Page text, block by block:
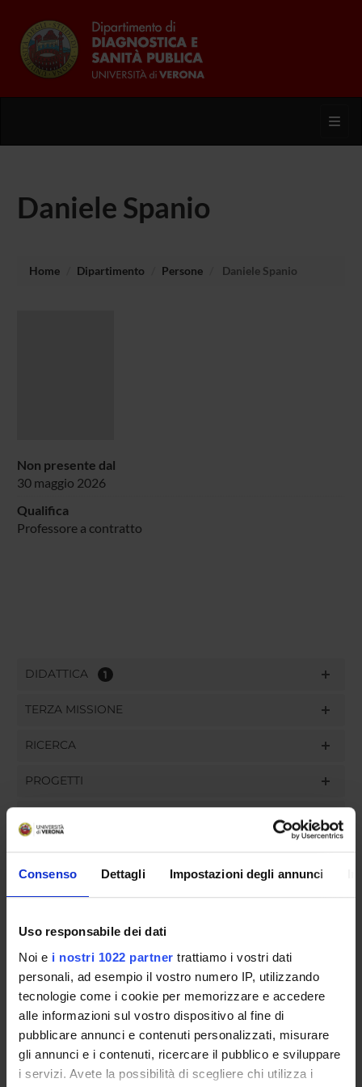
Consenso Dettagli Impostazioni degli annunci
Uso responsabile dei dati
Noi e i nostri 1022 partner trattiamo i vostri dati
personali, ad esempio il vostro numero IP, utilizzando
tecnologie come i cookie per memorizzare e accedere
alle informazioni sul vostro dispositivo al fine di
pubblicare annunci e contenuti personalizzati, misurare
gli annunci e i contenuti, ricercare il pubblico e sviluppare
i servizi. Avete la possibilità di scegliere chi utilizza i
Daniele Spanio
Home Dipartimento Persone Daniele Spanio
Non presente dal
30 maggio 2026
Qualifica
Professore a contratto
DIDATTICA 1
TERZA MISSIONE
RICERCA
PROGETTI
GOVERNANCE
COMMISSIONI
UFFICI E STRUTTURE DI SERVIZIO
SERVIZI DI SEGRETERIA STUDENTI